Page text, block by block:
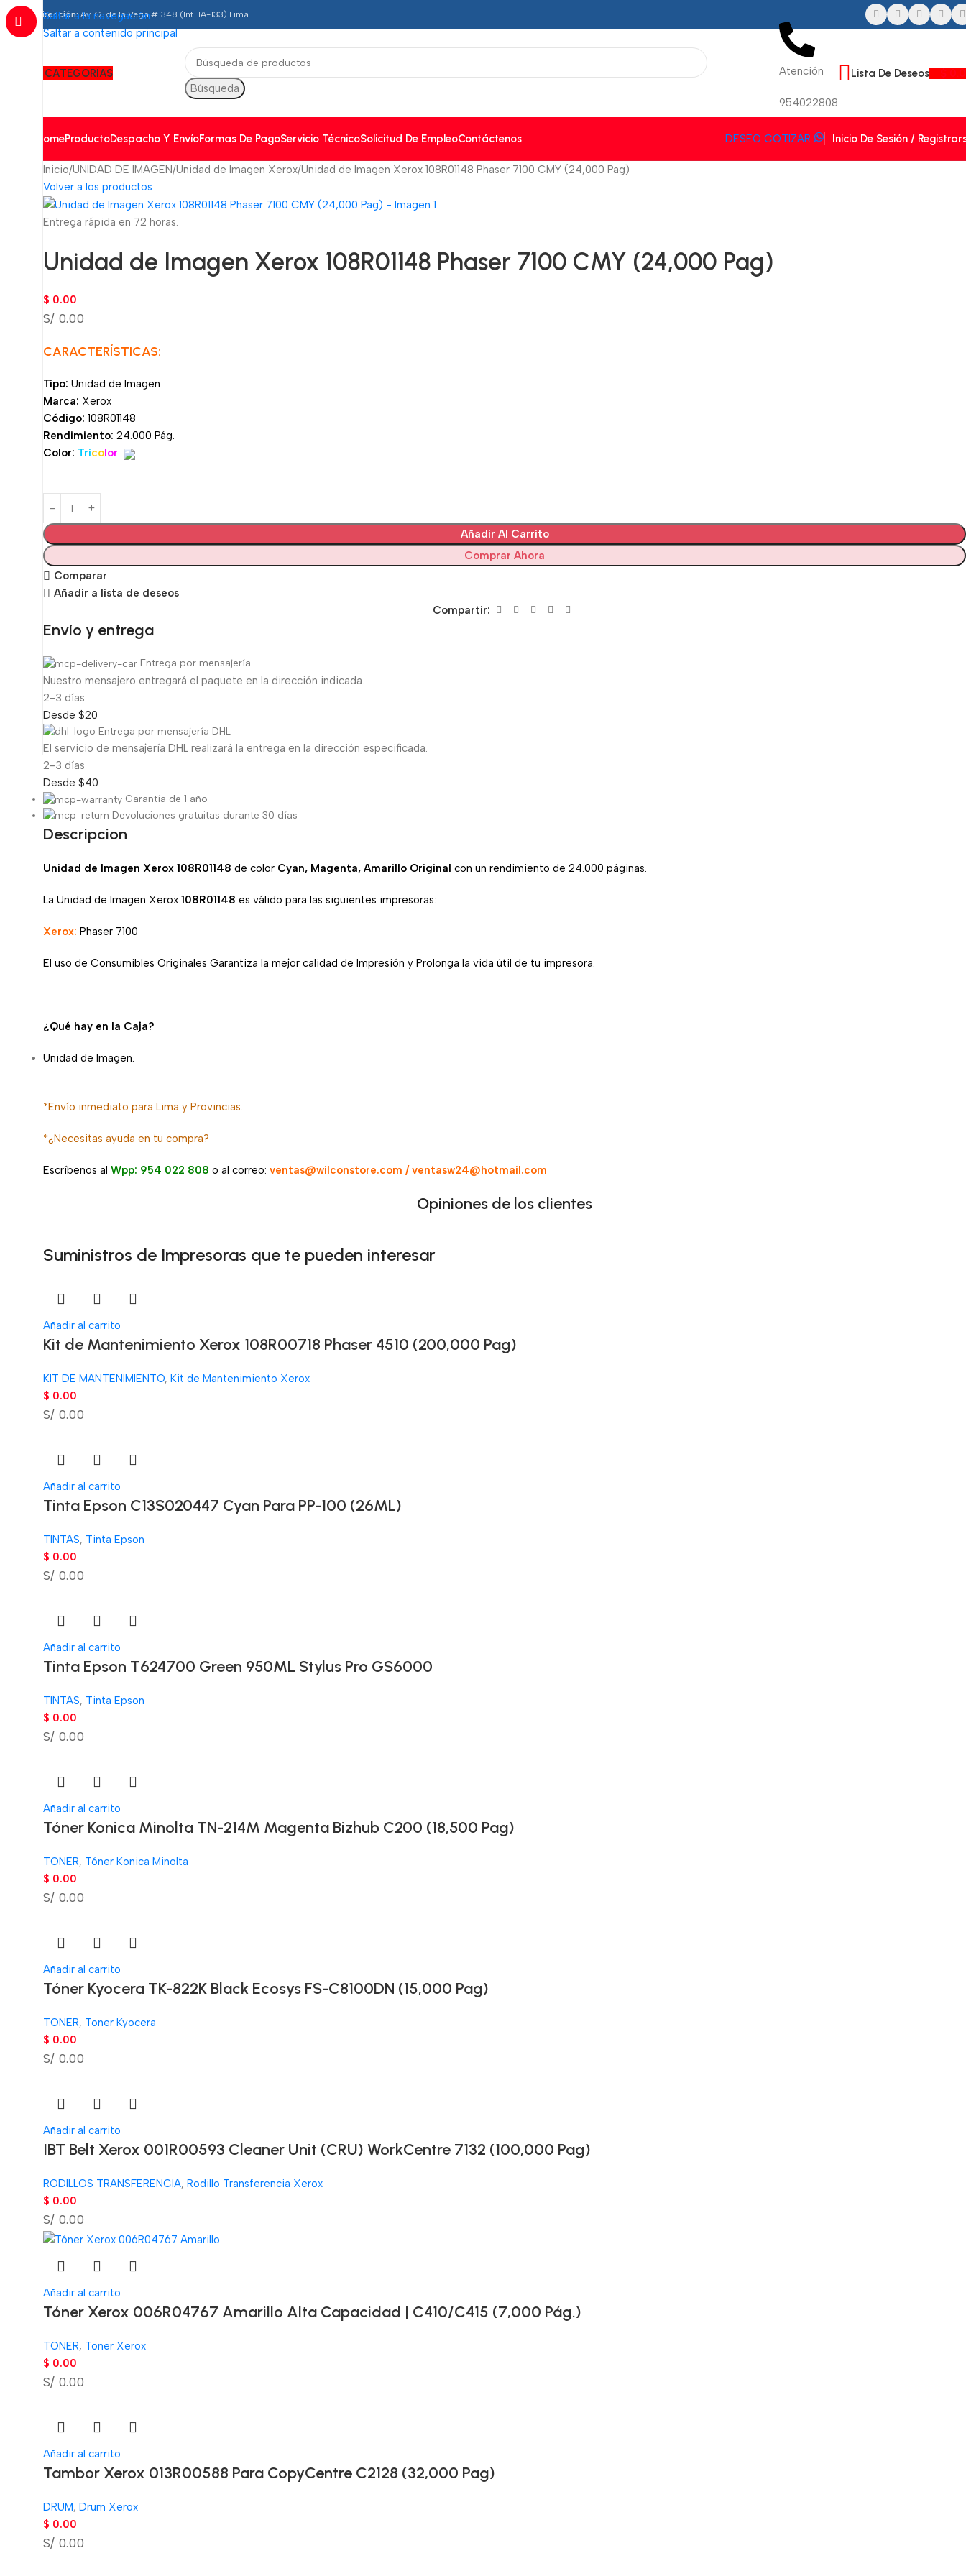
Saltar a la navegación
Saltar a contenido principal
Dirección:Av. G. de la Vega #1348 (Int. 1A-133) Lima
CATEGORÍAS
Búsqueda
Atención
954022808
Lista De Deseos $
HomeProductoDespacho Y EnvíoFormas De PagoServicio TécnicoSolicitud De EmpleoContáctenos DESEO COTIZAR Inicio De Sesión /
Inicio UNIDAD DE IMAGEN Unidad de Imagen Xerox Unidad de Imagen Xerox 108R01148 Phaser 7100 CMY (24,000 Pag)
Volver a los productos
Entrega rápida en 72 horas.
Unidad de Imagen Xerox 108R01148 Phaser 7100 CMY (24,000 Pag)
$ 0.00
S/ 0.00
CARACTERÍSTICAS:
Tipo: Unidad de Imagen
Marca: Xerox
Código: 108R01148
Rendimiento: 24.000 Pág.
Color: Tricolor
Añadir Al Carrito
Comprar Ahora
Comparar
Añadir a lista de deseos
Compartir:
Envío y entrega
Entrega por mensajería
Nuestro mensajero entregará el paquete en la dirección indicada.
2-3 días
Desde $20
Entrega por mensajería DHL
El servicio de mensajería DHL realizará la entrega en la dirección especificada.
2-3 días
Desde $40
Garantía de 1 año
Devoluciones gratuitas durante 30 días
Descripcion
Unidad de Imagen Xerox 108R01148 de color Cyan, Magenta, Amarillo Original con un rendimiento de 24.000 páginas.
La Unidad de Imagen Xerox 108R01148 es válido para las siguientes impresoras:
Xerox: Phaser 7100
El uso de Consumibles Originales Garantiza la mejor calidad de Impresión y Prolonga la vida útil de tu impresora.
¿Qué hay en la Caja?
Unidad de Imagen.
*Envío inmediato para Lima y Provincias.
*¿Necesitas ayuda en tu compra?
Escríbenos al Wpp: 954 022 808 o al correo: ventas@wilconstore.com / ventasw24@hotmail.com
Opiniones de los clientes
Suministros de Impresoras que te pueden interesar
Añadir al carrito
Kit de Mantenimiento Xerox 108R00718 Phaser 4510 (200,000 Pag)
KIT DE MANTENIMIENTO, Kit de Mantenimiento Xerox
$ 0.00
S/ 0.00
Añadir al carrito
Tinta Epson C13S020447 Cyan Para PP-100 (26ML)
TINTAS, Tinta Epson
$ 0.00
S/ 0.00
Añadir al carrito
Tinta Epson T624700 Green 950ML Stylus Pro GS6000
TINTAS, Tinta Epson
$ 0.00
S/ 0.00
Añadir al carrito
Tóner Konica Minolta TN-214M Magenta Bizhub C200 (18,500 Pag)
TONER, Tóner Konica Minolta
$ 0.00
S/ 0.00
Añadir al carrito
Tóner Kyocera TK-822K Black Ecosys FS-C8100DN (15,000 Pag)
TONER, Toner Kyocera
$ 0.00
S/ 0.00
Añadir al carrito
IBT Belt Xerox 001R00593 Cleaner Unit (CRU) WorkCentre 7132 (100,000 Pag)
RODILLOS TRANSFERENCIA, Rodillo Transferencia Xerox
$ 0.00
S/ 0.00
Añadir al carrito
Tóner Xerox 006R04767 Amarillo Alta Capacidad | C410/C415 (7,000 Pág.)
TONER, Toner Xerox
$ 0.00
S/ 0.00
Añadir al carrito
Tambor Xerox 013R00588 Para CopyCentre C2128 (32,000 Pag)
DRUM, Drum Xerox
$ 0.00
S/ 0.00